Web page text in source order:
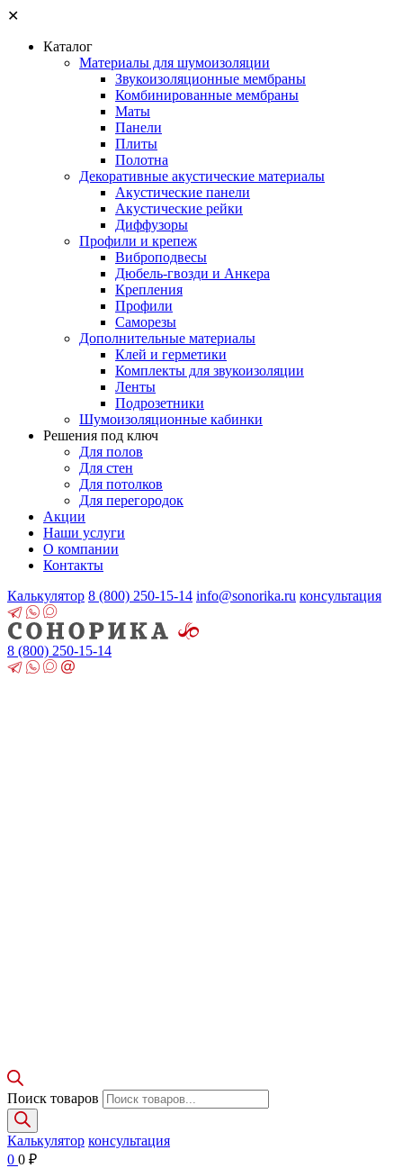
✕
Каталог
Материалы для шумоизоляции
Звукоизоляционные мембраны
Комбинированные мембраны
Маты
Панели
Плиты
Полотна
Декоративные акустические материалы
Акустические панели
Акустические рейки
Диффузоры
Профили и крепеж
Виброподвесы
Дюбель-гвозди и Анкера
Крепления
Профили
Саморезы
Дополнительные материалы
Клей и герметики
Комплекты для звукоизоляции
Ленты
Подрозетники
Шумоизоляционные кабинки
Решения под ключ
Для полов
Для стен
Для потолков
Для перегородок
Акции
Наши услуги
О компании
Контакты
Калькулятор 8 (800) 250-15-14 info@sonorika.ru консультация
8 (800) 250-15-14
Поиск товаров
Калькулятор консультация
0 0 ₽